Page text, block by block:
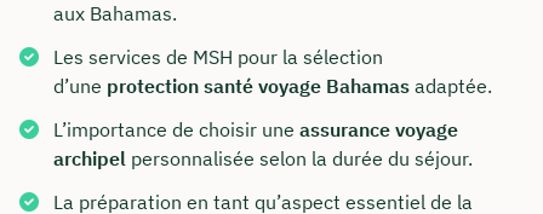
aux Bahamas.
Les services de MSH pour la sélection
d’une protection santé voyage Bahamas adaptée.
L’importance de choisir une assurance voyage
archipel personnalisée selon la durée du séjour.
La préparation en tant qu’aspect essentiel de la